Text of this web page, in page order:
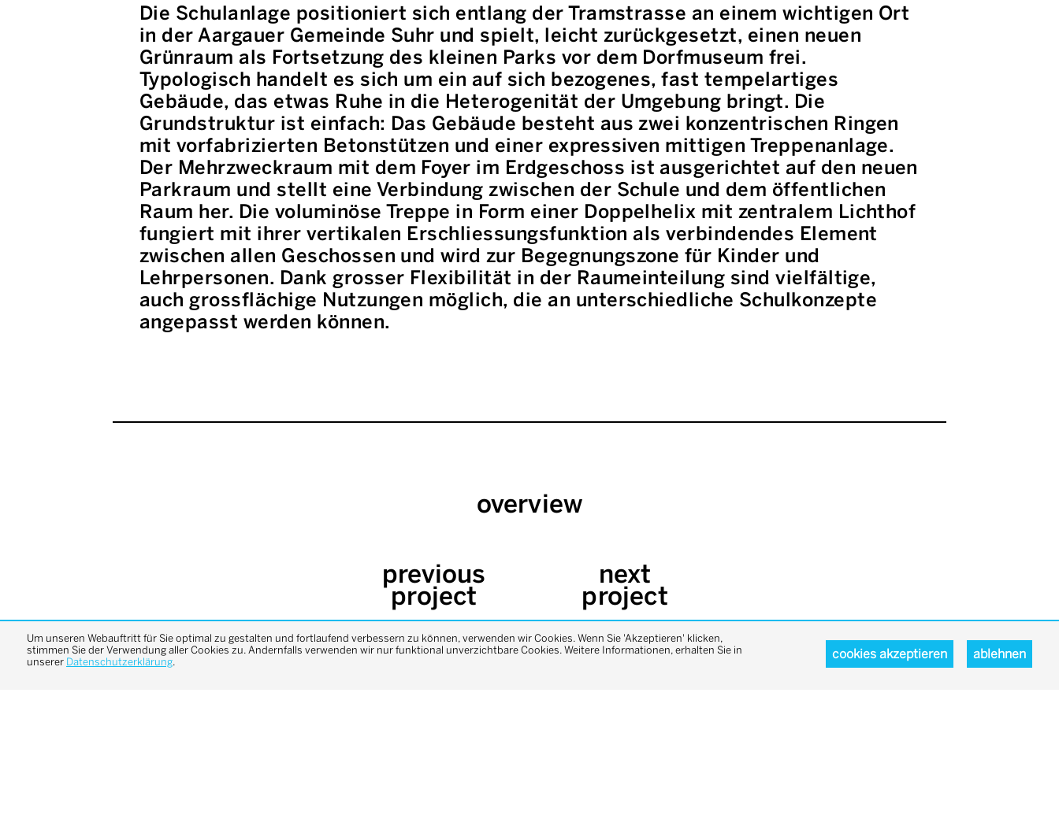
Die Schulanlage positioniert sich entlang der Tramstrasse an einem wichtigen Ort
in der Aargauer Gemeinde Suhr und spielt, leicht zurückgesetzt, einen neuen
Grünraum als Fortsetzung des kleinen Parks vor dem Dorfmuseum frei.
Typologisch handelt es sich um ein auf sich bezogenes, fast tempelartiges
Gebäude, das etwas Ruhe in die Heterogenität der Umgebung bringt. Die
Grundstruktur ist einfach: Das Gebäude besteht aus zwei konzentrischen Ringen
mit vorfabrizierten Betonstützen und einer expressiven mittigen Treppenanlage.
Der Mehrzweckraum mit dem Foyer im Erdgeschoss ist ausgerichtet auf den neuen
Parkraum und stellt eine Verbindung zwischen der Schule und dem öffentlichen
Raum her. Die voluminöse Treppe in Form einer Doppelhelix mit zentralem Lichthof
fungiert mit ihrer vertikalen Erschliessungsfunktion als verbindendes Element
zwischen allen Geschossen und wird zur Begegnungszone für Kinder und
Lehrpersonen. Dank grosser Flexibilität in der Raumeinteilung sind vielfältige,
auch grossflächige Nutzungen möglich, die an unterschiedliche Schulkonzepte
angepasst werden können.
overview
previous
project
next
project
Um unseren Webauftritt für Sie optimal zu gestalten und fortlaufend verbessern zu können, verwenden wir Cookies. Wenn Sie 'Akzeptieren' klicken,
stimmen Sie der Verwendung aller Cookies zu. Andernfalls verwenden wir nur funktional unverzichtbare Cookies. Weitere Informationen, erhalten Sie in
unserer Datenschutzerklärung.
cookies akzeptieren ablehnen